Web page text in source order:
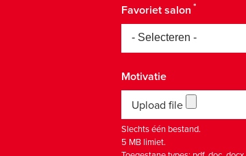
Favoriet salon
Motivatie
Upload file
Slechts één bestand.
5 MB limiet.